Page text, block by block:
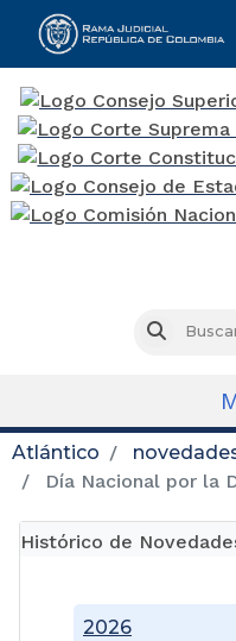
Buscar
Atlántico
Día Nacional por la
Histórico de
2026